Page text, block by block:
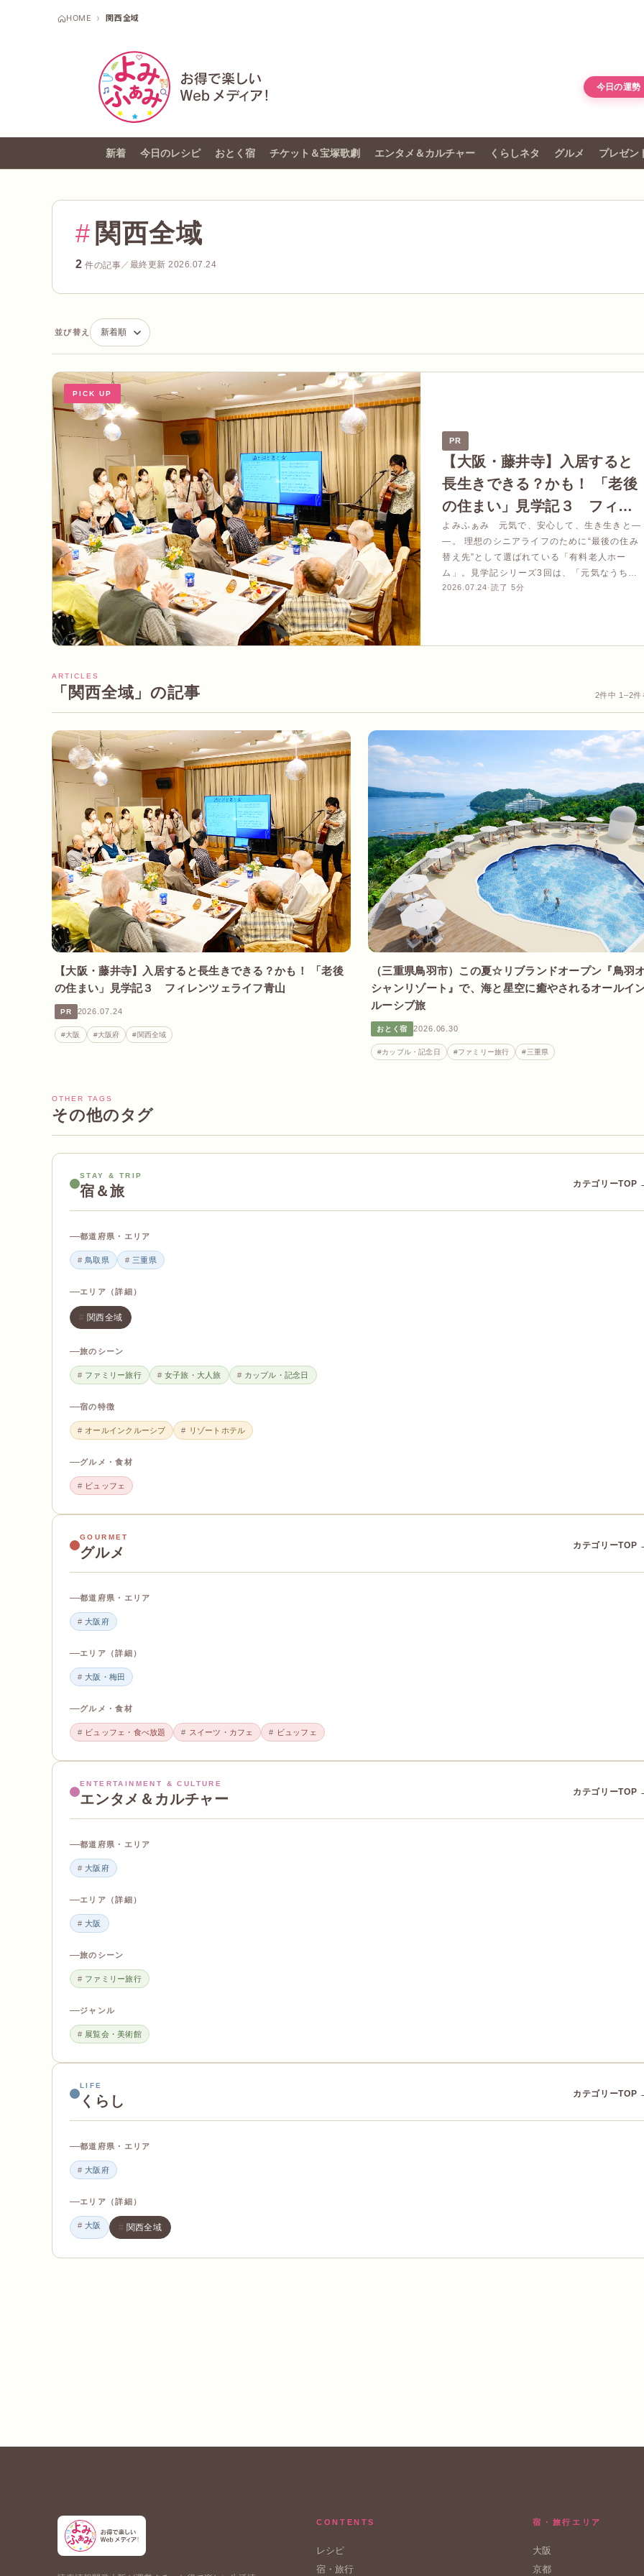
HOME 関西全域
今日の運勢
新着 今日のレシピ おとく宿 チケット＆宝塚歌劇 エンタメ＆カルチャー くらしネタ グルメ プレゼン
# 関西全域
2 件の記事 ／ 最終更新 2026.07.24
並び替え
PICK UP
PR
【大阪・藤井寺】入居すると
長生きできる？かも！ 「老後
の住まい」見学記３ フィレ
ンツェライフ青山
よみふぁみ 元気で、安心して、生き生きと―
―。 理想のシニアライフのために“最後の住み
替え先”として選ばれている「有料老人ホー
ム」。見学記シリーズ3回は、「元気なうちに
入居するメリット」のレポート […]
2026.07.24·読了 5分
ARTICLES
「関西全域」の記事 2件中 1–2件
【大阪・藤井寺】入居すると長生きできる？かも！ 「老後
の住まい」見学記３ フィレンツェライフ青山
PR 2026.07.24
#大阪 #大阪府 #関西全域
（三重県鳥羽市）この夏☆リブランドオープン『鳥羽
シャンリゾート』で、海と星空に癒やされるオールイ
ルーシブ旅
おとく宿 2026.06.30
#カップル・記念日 #ファミリー旅行 #三重県
OTHER TAGS
その他のタグ
STAY & TRIP
宿＆旅 カテゴリーTOP
都道府県・エリア
鳥取県 三重県
エリア（詳細）
関西全域
旅のシーン
ファミリー旅行 女子旅・大人旅 カップル・記念日
宿の特徴
オールインクルーシブ リゾートホテル
グルメ・食材
ビュッフェ
GOURMET
グルメ カテゴリーTOP
都道府県・エリア
大阪府
エリア（詳細）
大阪・梅田
グルメ・食材
ビュッフェ・食べ放題 スイーツ・カフェ ビュッフェ
ENTERTAINMENT & CULTURE
エンタメ＆カルチャー カテゴリーTOP
都道府県・エリア
大阪府
エリア（詳細）
大阪
旅のシーン
ファミリー旅行
ジャンル
展覧会・美術館
LIFE
くらし カテゴリーTOP
都道府県・エリア
大阪府
エリア（詳細）
大阪 関西全域
CONTENTS
レシピ
宿・旅行
宿・旅行エリア
大阪
京都